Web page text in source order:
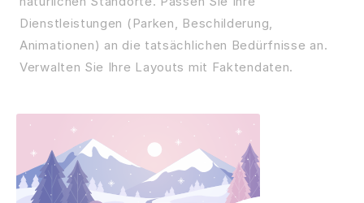
Dienstleistungen (Parken, Beschilderung,
Animationen) an die tatsächlichen Bedürfnisse an.
Verwalten Sie Ihre Layouts mit Faktendaten.